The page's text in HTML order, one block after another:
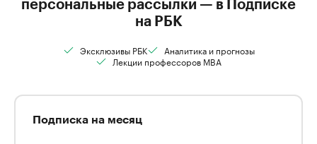
персональные рассылки — в Подписке
на РБК
Эксклюзивы РБК
Аналитика и прогнозы
Лекции профессоров MBA
Подписка на месяц